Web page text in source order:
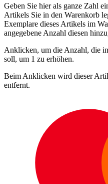
Geben Sie hier als ganze Zahl
Artikels Sie in den Warenkorb
Exemplare dieses Artikels im
angegebene Anzahl diesen
Anklicken, um die Anzahl, die
soll, um 1 zu erhöhen.
Beim Anklicken wird dieser
entfernt.